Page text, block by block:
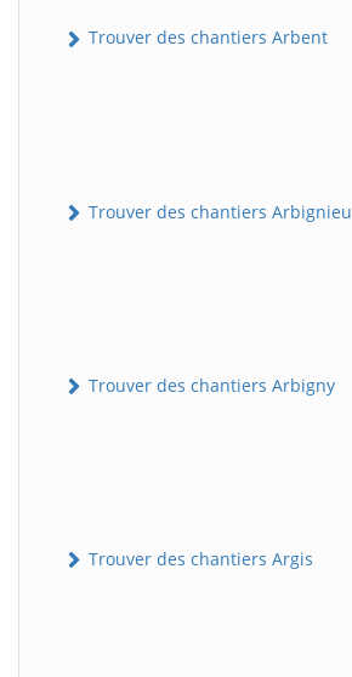
Trouver des chantiers Arbent
Trouver des chantiers Arbignieu
Trouver des chantiers Arbigny
Trouver des chantiers Argis